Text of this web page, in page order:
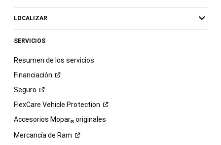
LOCALIZAR
SERVICIOS
Resumen de los servicios
Financiación
Seguro
FlexCare Vehicle Protection
Accesorios Mopar®originales
Mercancía de Ram